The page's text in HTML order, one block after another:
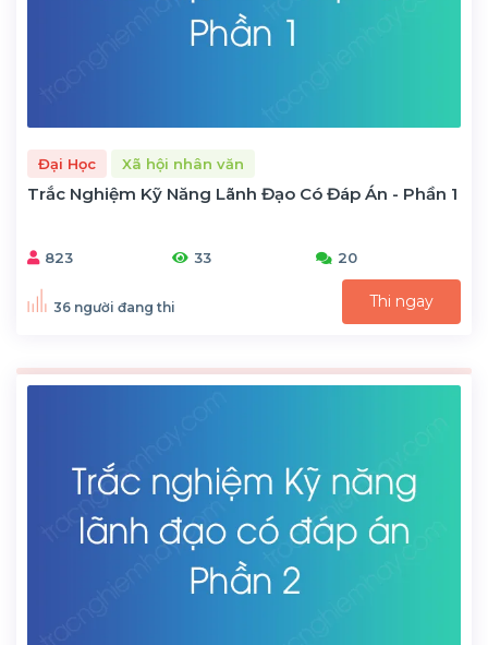
Đại Học Xã hội nhân văn
Trắc Nghiệm Kỹ Năng Lãnh Đạo Có Đáp Án - Phần 1
823 33 20
36 người đang thi Thi ngay